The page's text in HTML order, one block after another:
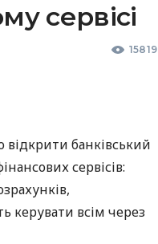
сервісі
15819
банківський
сервісів:
керувати всім через